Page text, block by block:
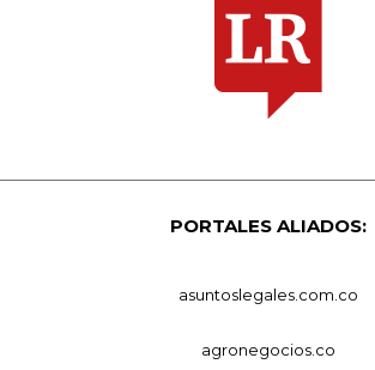
PORTALES ALIADOS:
asuntoslegales.com.co
agronegocios.co